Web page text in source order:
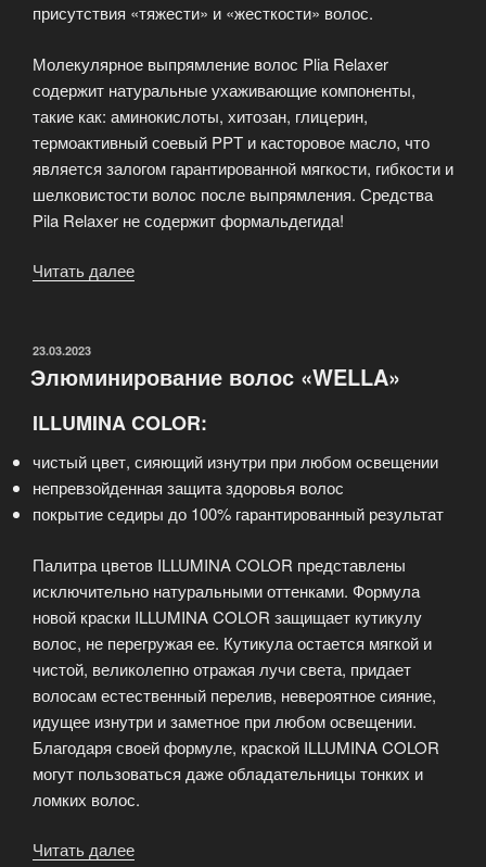
присутствия «тяжести» и «жесткости» волос.
Молекулярное выпрямление волос Plia Relaxer
содержит натуральные ухаживающие компоненты,
такие как: аминокислоты, хитозан, глицерин,
термоактивный соевый PPT и касторовое масло, что
является залогом гарантированной мягкости, гибкости и
шелковистости волос после выпрямления. Средства
Pila Relaxer не содержит формальдегида!
Читать далее
Plia
ОПУБЛИКОВАНО
23.03.2023
Элюминирование волос «WELLA»
ILLUMINA COLOR:
чистый цвет, сияющий изнутри при любом освещении
непревзойденная защита здоровья волос
покрытие седиры до 100% гарантированный результат
Палитра цветов ILLUMINA COLOR представлены
исключительно натуральными оттенками. Формула
новой краски ILLUMINA COLOR защищает кутикулу
волос, не перегружая ее. Кутикула остается мягкой и
чистой, великолепно отражая лучи света, придает
волосам естественный перелив, невероятное сияние,
идущее изнутри и заметное при любом освещении.
Благодаря своей формуле, краской ILLUMINA COLOR
могут пользоваться даже обладательницы тонких и
ломких волос.
Читать далее